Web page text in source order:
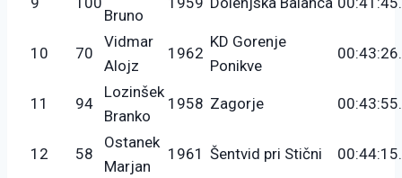
Bruno
10 70
Vidmar
Alojz
1962
KD Gorenje
Ponikve
11 94
Lozinšek
Branko
1958 Zagorje
12 58
Ostanek
Marjan
1961 Šentvid pri Stični